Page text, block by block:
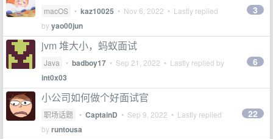
macOS • kaz10025 • Nov 6, 2022 • Lastly replied
byyao00jun
3
jvm 堆大小，蚂蚁面试
Java • badboy17 • Sep 21, 2022 • Lastly replied by
int0x03
6
小公司如何做个好面试官
职场话题 • CaptainD • Sep 9, 2022 • Lastly replied
byruntousa
22